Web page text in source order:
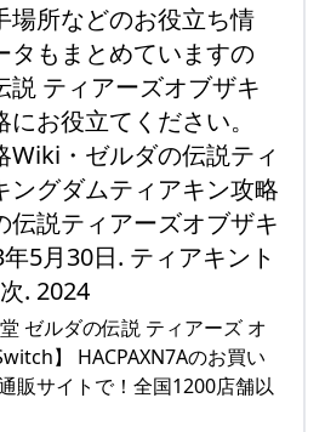
場所などのお役立ち情
タもまとめていますの
説 ティアーズオブザキ
お役立てください。
Wiki・ゼルダの伝説ティ
ングダムティアキン攻略
伝説ティアーズオブザキ
5月30日. ティアキント
. 2024
ゼルダの伝説 ティアーズ オ
】 HACPAXN7Aのお買い
販サイトで！全国1200店舗以